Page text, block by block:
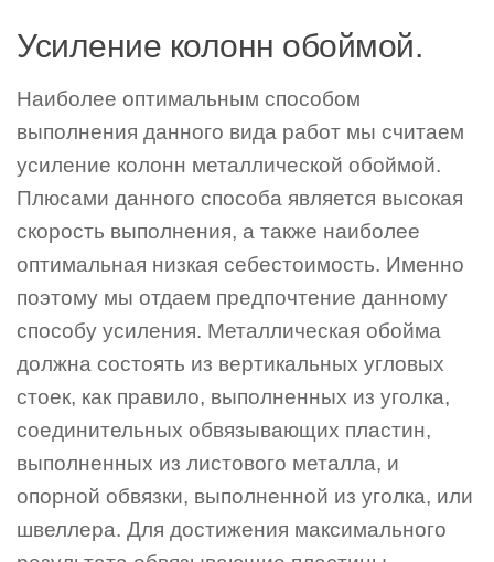
Усиление колонн обоймой.
Наиболее оптимальным способом
выполнения данного вида работ мы считаем
усиление колонн металлической обоймой.
Плюсами данного способа является высокая
скорость выполнения, а также наиболее
оптимальная низкая себестоимость. Именно
поэтому мы отдаем предпочтение данному
способу усиления. Металлическая обойма
должна состоять из вертикальных угловых
стоек, как правило, выполненных из уголка,
соединительных обвязывающих пластин,
выполненных из листового металла, и
опорной обвязки, выполненной из уголка, или
швеллера. Для достижения максимального